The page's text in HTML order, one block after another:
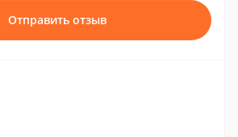
Отправить отзыв